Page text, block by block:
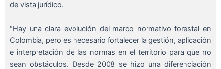
de vista jurídico.
“Hay una clara evolución del marco normativo forestal en
Colombia, pero es necesario fortalecer la gestión, aplicación
e interpretación de las normas en el territorio para que no
sean obstáculos. Desde 2008 se hizo una diferenciación